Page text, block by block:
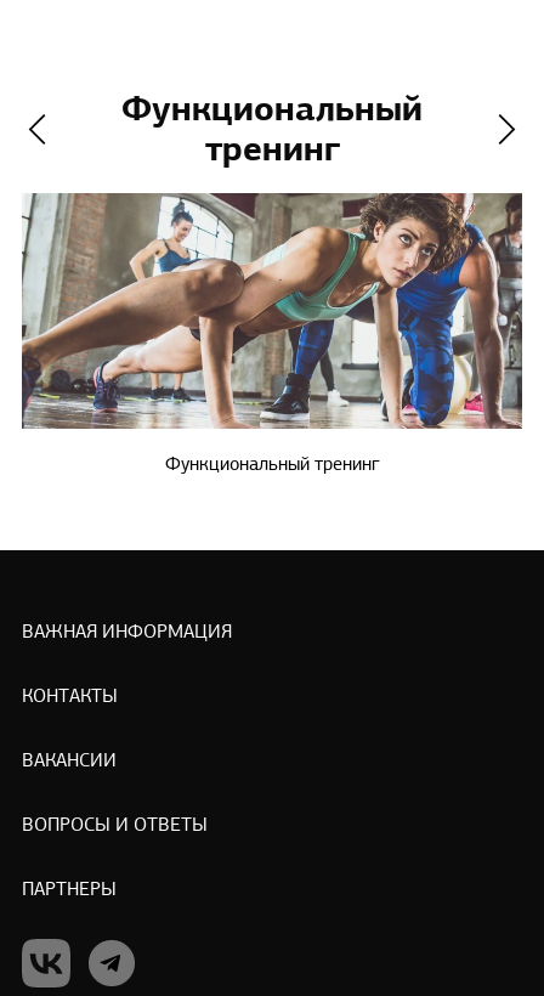
Функциональный
тренинг
Функциональный тренинг
ВАЖНАЯ ИНФОРМАЦИЯ
КОНТАКТЫ
ВАКАНСИИ
ВОПРОСЫ И ОТВЕТЫ
ПАРТНЕРЫ